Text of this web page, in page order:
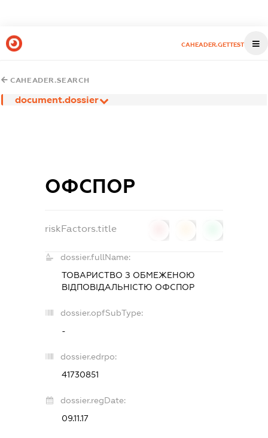
CAHEADER.GETTEST
CAHEADER.SEARCH
document.dossier
ОФСПОР
riskFactors.title
dossier.fullName:
ТОВАРИСТВО З ОБМЕЖЕНОЮ
ВІДПОВІДАЛЬНІСТЮ ОФСПОР
dossier.opfSubType:
-
dossier.edrpo:
41730851
dossier.regDate:
09.11.17